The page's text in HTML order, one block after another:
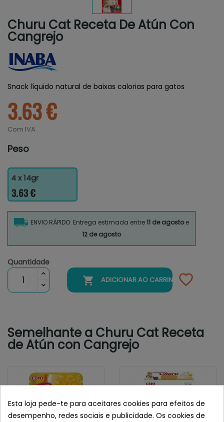
Churu Cat Receta De Atún Con
Cangrejo
Snack líquido natural de baixas calorias para gatos
3.63 €
Com IVA
Peso
4 x 14gr
3.63 €
ENVIO RÁPIDO: Entrega estimada entre11 de agostoe
12 de agosto
Quantidade
 ADICIONAR AO CARRINHO
Semelhante a Churu Cat Receta
de Atún con Cangrejo
Esta loja pede-te para aceitares cookies para efeitos de
desempenho, redes sociais e publicidade. Os cookies de